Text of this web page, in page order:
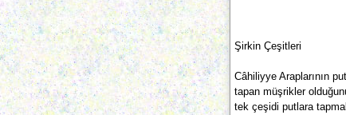
Şirkin Çeşitleri
Câhiliyye Araplarının
tapan müşrikler
tek çeşidi putlara